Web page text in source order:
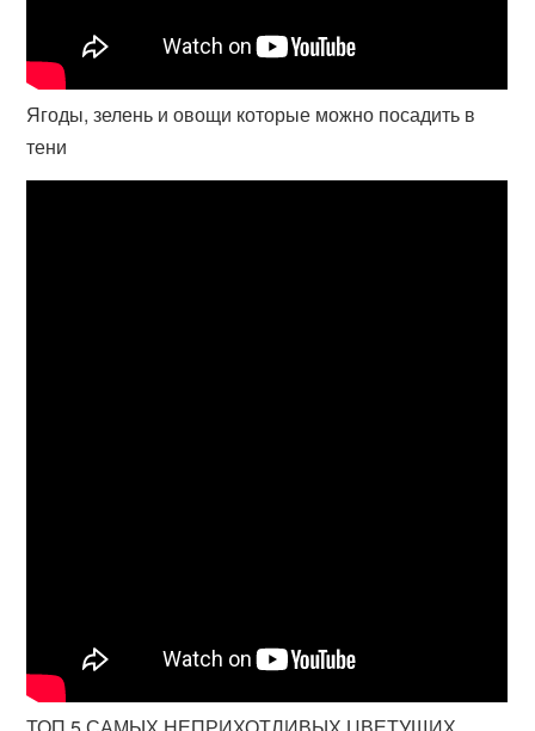
Ягоды, зелень и овощи которые можно посадить в
тени